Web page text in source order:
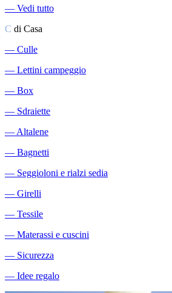
― Vedi tutto
C di Casa
― Culle
― Lettini campeggio
― Box
― Sdraiette
―Altalene
― Bagnetti
― Seggioloni e rialzi sedia
― Girelli
― Tessile
― Materassi e cuscini
― Sicurezza
― Idee regalo